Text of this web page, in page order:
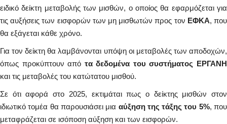
ειδικό δείκτη μεταβολής των μισθών, ο οποίος θα εφαρμόζεται για
τις αυξήσεις των εισφορών των μη μισθωτών προς τον ΕΦΚΑ, που
θα εξάγεται κάθε χρόνο.
Για τον δείκτη θα λαμβάνονται υπόψη οι μεταβολές των αποδοχών,
όπως προκύπτουν από τα δεδομένα του συστήματος ΕΡΓΑΝΗ
και τις μεταβολές του κατώτατου μισθού.
Σε ότι αφορά στο 2025, εκτιμάται πως ο δείκτης μισθών στον
ιδιωτικό τομέα θα παρουσιάσει μια αύξηση της τάξης του 5%, που
μεταφράζεται σε ισόποση αύξηση και των εισφορών.